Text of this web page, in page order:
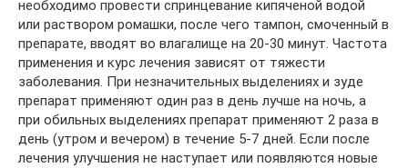
необходимо провести спринцевание кипяченой водой
или раствором ромашки, после чего тампон, смоченный в
препарате, вводят во влагалище на 20-30 минут. Частота
применения и курс лечения зависят от тяжести
заболевания. При незначительных выделениях и зуде
препарат применяют один раз в день лучше на ночь, а
при обильных выделениях препарат применяют 2 раза в
день (утром и вечером) в течение 5-7 дней. Если после
лечения улучшения не наступает или появляются новые